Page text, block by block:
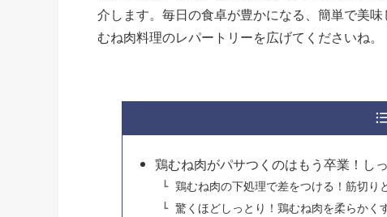
介します。毎日の食卓が豊かになる、簡単で美
むね肉料理のレパートリーを広げてくださいね。
鶏むね肉がパサつくのはもう卒業！し
鶏むね肉の下処理で差をつける！筋切り
驚くほどしっとり！鶏むね肉を柔らかく